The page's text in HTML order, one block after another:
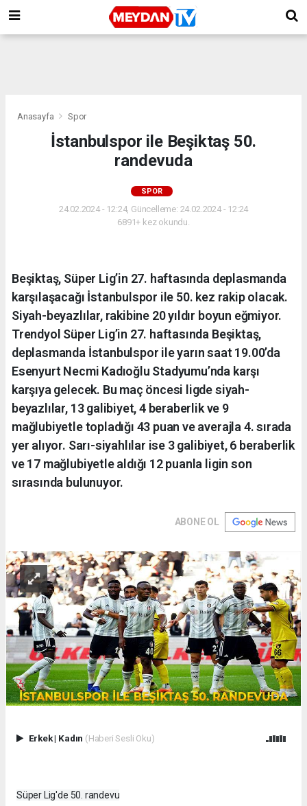
Anasayfa Spor
İstanbulspor ile Beşiktaş 50.
randevuda
SPOR
24.02.2024 - 12:24, Güncelleme: 24.02.2024 - 12:24
6891+ kez okundu.
Beşiktaş, Süper Lig’in 27. haftasında deplasmanda
karşılaşacağı İstanbulspor ile 50. kez rakip olacak.
Siyah-beyazlılar, rakibine 20 yıldır boyun eğmiyor.
Trendyol Süper Lig’in 27. haftasında Beşiktaş,
deplasmanda İstanbulspor ile yarın saat 19.00’da
Esenyurt Necmi Kadıoğlu Stadyumu’nda karşı
karşıya gelecek. Bu maç öncesi ligde siyah-
beyazlılar, 13 galibiyet, 4 beraberlik ve 9
mağlubiyetle topladığı 43 puan ve averajla 4. sırada
yer alıyor. Sarı-siyahlılar ise 3 galibiyet, 6 beraberlik
ve 17 mağlubiyetle aldığı 12 puanla ligin son
sırasında bulunuyor.
ABONE OL
Erkek| Kadın (Haberi Sesli Oku)
Süper Lig'de 50. randevu